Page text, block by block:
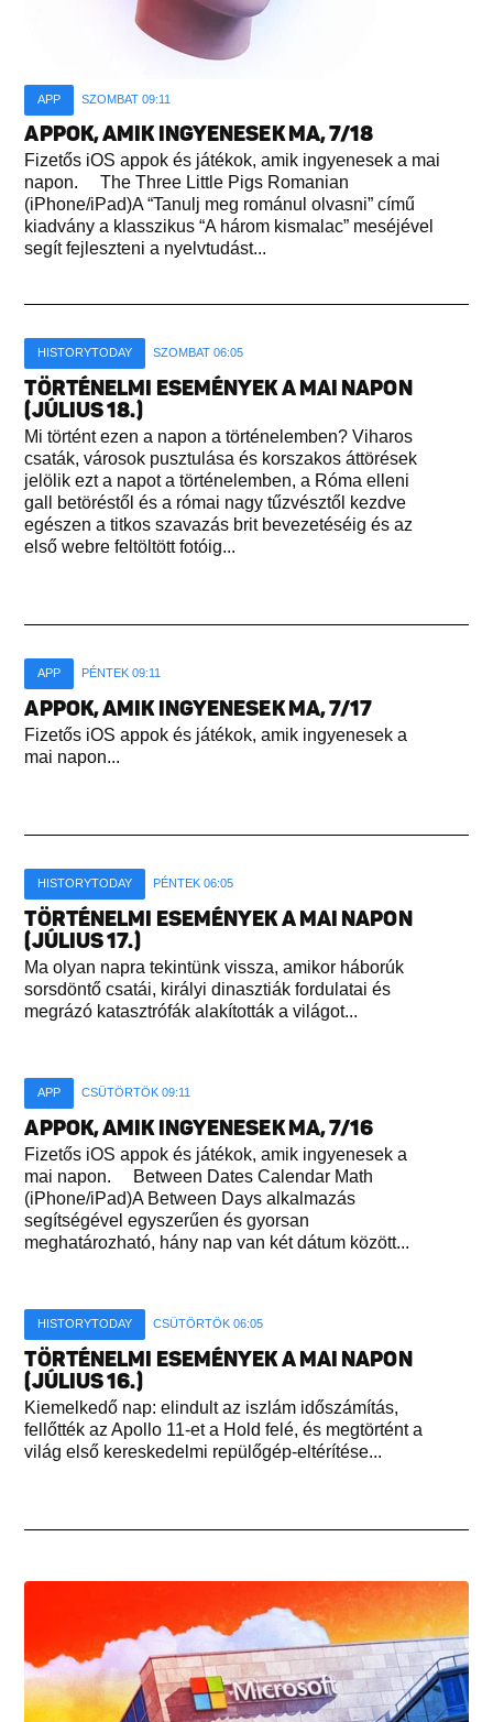
APP SZOMBAT 09:11
APPOK, AMIK INGYENESEK MA, 7/18
Fizetős iOS appok és játékok, amik ingyenesek a mai
napon. The Three Little Pigs Romanian
(iPhone/iPad)A “Tanulj meg románul olvasni” című
kiadvány a klasszikus “A három kismalac” meséjével
segít fejleszteni a nyelvtudást...
HISTORYTODAY SZOMBAT 06:05
TÖRTÉNELMI ESEMÉNYEK A MAI NAPON
(JÚLIUS 18.)
Mi történt ezen a napon a történelemben? Viharos
csaták, városok pusztulása és korszakos áttörések
jelölik ezt a napot a történelemben, a Róma elleni
gall betöréstől és a római nagy tűzvésztől kezdve
egészen a titkos szavazás brit bevezetéséig és az
első webre feltöltött fotóig...
APP PÉNTEK 09:11
APPOK, AMIK INGYENESEK MA, 7/17
Fizetős iOS appok és játékok, amik ingyenesek a
mai napon...
HISTORYTODAY PÉNTEK 06:05
TÖRTÉNELMI ESEMÉNYEK A MAI NAPON
(JÚLIUS 17.)
Ma olyan napra tekintünk vissza, amikor háborúk
sorsdöntő csatái, királyi dinasztiák fordulatai és
megrázó katasztrófák alakították a világot...
APP CSÜTÖRTÖK 09:11
APPOK, AMIK INGYENESEK MA, 7/16
Fizetős iOS appok és játékok, amik ingyenesek a
mai napon. Between Dates Calendar Math
(iPhone/iPad)A Between Days alkalmazás
segítségével egyszerűen és gyorsan
meghatározható, hány nap van két dátum között...
HISTORYTODAY CSÜTÖRTÖK 06:05
TÖRTÉNELMI ESEMÉNYEK A MAI NAPON
(JÚLIUS 16.)
Kiemelkedő nap: elindult az iszlám időszámítás,
fellőtték az Apollo 11-et a Hold felé, és megtörtént a
világ első kereskedelmi repülőgép-eltérítése...